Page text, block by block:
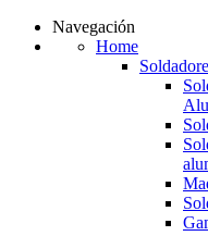
Navegación
Home